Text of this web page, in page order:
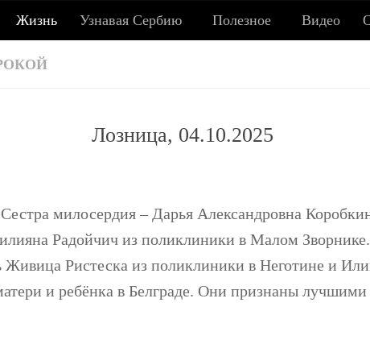
Всё о Сербии
учеба, адаптация, новости, полезные советы,
Жизнь Узнавая Сербию Полезное Видео
Лозница, 04.10.2025
милосердия – Дарья Александровна
Радойчич из поликлиники в Малом
Живица Ристеска из поликлиники в Неготине и
и ребёнка в Белграде. Они признаны